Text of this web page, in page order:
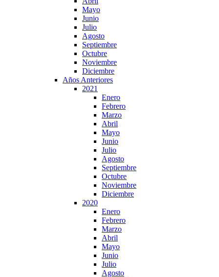
Mayo
Junio
Julio
Agosto
Septiembre
Octubre
Noviembre
Diciembre
Años Anteriores
2021
Enero
Febrero
Marzo
Abril
Mayo
Junio
Julio
Agosto
Septiembre
Octubre
Noviembre
Diciembre
2020
Enero
Febrero
Marzo
Abril
Mayo
Junio
Julio
Agosto